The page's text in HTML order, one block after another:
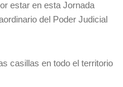
estar en esta Jornada
del Poder Judicial
casillas en todo el territorio